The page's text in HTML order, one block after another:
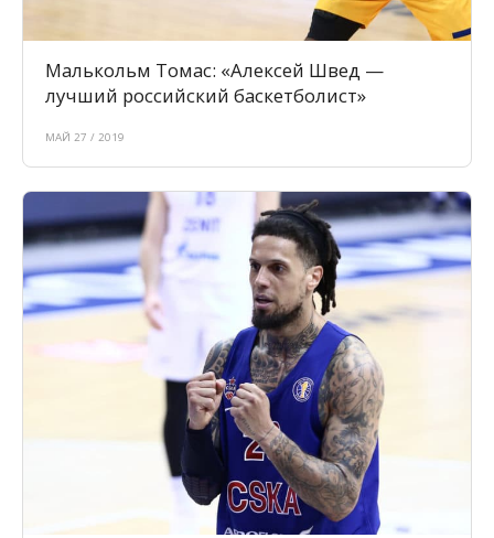
Малькольм Томас: «Алексей Швед —
лучший российский баскетболист»
МАЙ 27 / 2019